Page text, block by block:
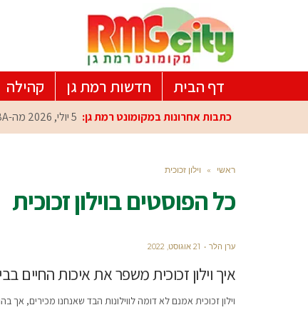
דף הבית חדשות רמת גן קהילה
כתבות אחרונות במקומונט רמת גן: 5 יולי, 2026 מה-NBA למרכז הפיתוח ברמת גן: עומרי כספי במפגש הוקרה מיוחד
ראשי » וילון זכוכית
כל הפוסטים בוילון זכוכית
ערן הלר 21 אוגוסט, 2022
איך וילון זכוכית משפר את איכות החיים
וילון זכוכית אמנם לא דומה לווילונות הבד שאנחנו מכירים,